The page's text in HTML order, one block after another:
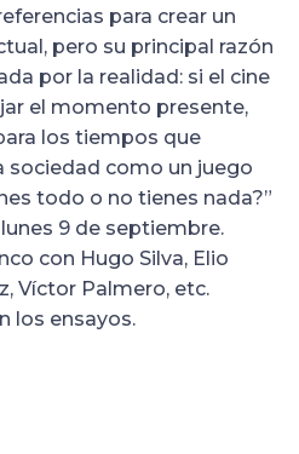
para crear un
pero su principal razón
por la realidad: si el cine
el momento presente,
los tiempos que
sociedad como un juego
todo o no tienes nada?”
9 de septiembre.
con Hugo Silva, Elio
Víctor Palmero, etc.
los ensayos.